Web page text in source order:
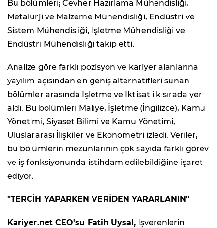
Bu bölümleri; Cevher Hazırlama Mühendisliği,
Metalurji ve Malzeme Mühendisliği, Endüstri ve
Sistem Mühendisliği, İşletme Mühendisliği ve
Endüstri Mühendisliği takip etti.
Analize göre farklı pozisyon ve kariyer alanlarına
yayılım açısından en geniş alternatifleri sunan
bölümler arasında İşletme ve İktisat ilk sırada yer
aldı. Bu bölümleri Maliye, İşletme (İngilizce), Kamu
Yönetimi, Siyaset Bilimi ve Kamu Yönetimi,
Uluslararası İlişkiler ve Ekonometri izledi. Veriler,
bu bölümlerin mezunlarının çok sayıda farklı görev
ve iş fonksiyonunda istihdam edilebildiğine işaret
ediyor.
"TERCİH YAPARKEN VERİDEN YARARLANIN"
Kariyer.net CEO'su Fatih Uysal, İşverenlerin